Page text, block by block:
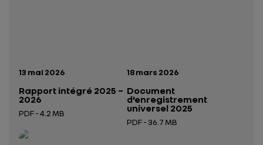
Date de publication:
13 mai 2026
Rapport intégré 2025 –
2026
PDF - 4.2 MB
Ouverture dans un nouvel onglet
Date de publication:
18 mars 2026
Document
d’enregistrement
universel 2025
PDF - 36.7 MB